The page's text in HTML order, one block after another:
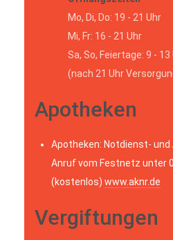
Mo, Di, Do: 19 - 21 Uhr
Mi, Fr: 16 - 21 Uhr
Sa, So, Feiertage: 9 -
(nach 21 Uhr
Apotheken
Apotheken: Notdienst-
Anruf vom Festnetz unter
(kostenlos) www.aknr.de
Vergiftungen